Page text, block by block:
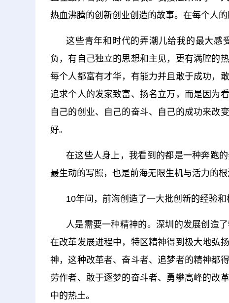
热血沸腾的创新创业创造的故事。在每个人
这些青年和时代的弄潮儿给我的最大感
负，有自己独立的思想和主见，更有满腔的
每个人都富有才华，有能力并且敢于成功，
追求个人的发家致富、扬名立万，而是因为
自己的创业、自己的奋斗、自己的成功来改
好。
在这些人身上，我看到的都是一种奔跑
最生动的写照，也是前海无限生机与活力的根
10年间，前海创造了一大批创新的经验
人是需要一种精神的。深圳的发展创造
在改革发展进程中，特区精神得到极大地弘
神，这种改革者、奋斗者、追梦者的精神都
劳作者、敢于逐梦的奋斗者、勇攀高峰的改
中的热土。